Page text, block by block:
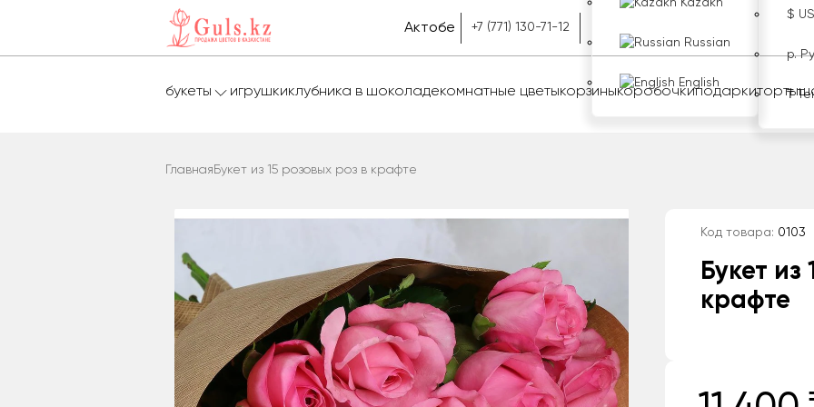
Актобе +7 (771) 130-71-12
Kazakh
Russian
English
$
р.
₸
букеты игрушкиклубника в шоколадекомнатные цветыкорзиныкоробочкиподаркиторты
Главная Букет из 15 розовых роз в крафте
Код товара: 0103
Букет из
крафте